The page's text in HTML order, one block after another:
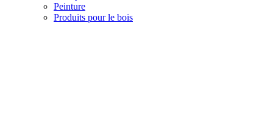
Peinture
Produits pour le bois